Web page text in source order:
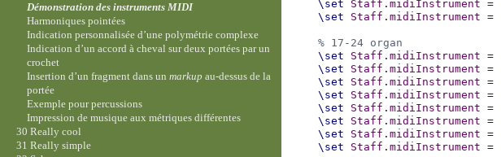
\set
Staff .midiInstrument =
\set
Staff .midiInstrument =
% 17-24 organ
\set
Staff .midiInstrument =
\set
Staff .midiInstrument =
\set
Staff .midiInstrument =
\set
Staff .midiInstrument =
\set
Staff .midiInstrument =
\set
Staff .midiInstrument =
\set
Staff .midiInstrument =
\set
Staff .midiInstrument =
Démonstration des instruments MIDI
Harmoniques pointées
Indication personnalisée d’une polymétrie complexe
Indication d’un accord à cheval sur deux portées par un
crochet
Insertion d’un fragment dans unmarkup au-dessus de la
portée
Exemple pour percussions
Impression de musique aux métriques différentes
30 Really cool
31 Really simple